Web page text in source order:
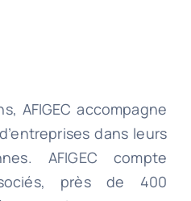
AFIGEC accompagne
dans leurs
AFIGEC compte
près de 400